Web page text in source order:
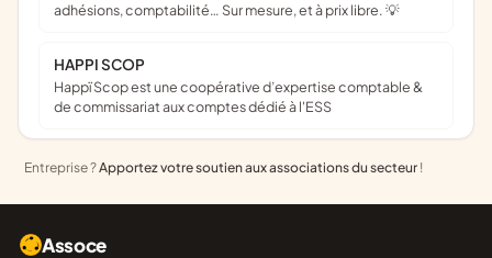
adhésions, comptabilité… Sur mesure, et à prix libre. 💡
HAPPI SCOP
Happï Scop est une coopérative d’expertise comptable &
de commissariat aux comptes dédié à l'ESS
Entreprise ?Apportez votre soutien aux associations du secteur !
Assoce